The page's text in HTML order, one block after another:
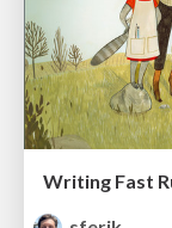
Writing Fast